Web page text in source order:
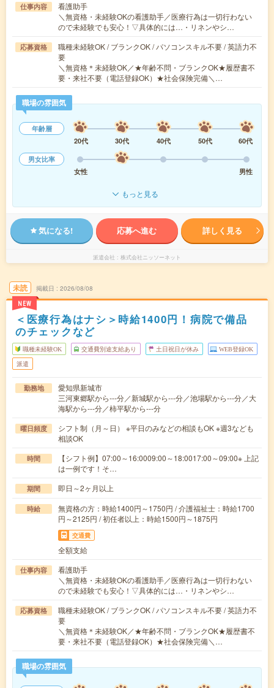
仕事内容
看護助手
＼無資格・未経験OKの看護助手／医療行為は一切行わない
ので未経験でも安心！▽具体的には…・リネンやシ…
応募資格
職種未経験OK / ブランクOK / パソコンスキル不要 / 英語力不
要
＼無資格＊未経験OK／★年齢不問・ブランクOK★履歴書不
要・来社不要（電話登録OK）★社会保険完備＼…
職場の雰囲気
年齢層
20代
30代 40代 50代
60代
男女比率
女性
男性
もっと見る
気になる! 応募へ進む 詳しく見る
派遣会社 株式会社ニッソーネット
未読
NEW
掲載日 2026/08/08
＜医療行為はナシ＞時給1400円！病院で備品
のチェックなど
職種未経験OK 交通費別途支給あり 土日祝日が休み WEB登録OK
派遣
勤務地
愛知県新城市
三河東郷駅から---分／新城駅から---分／池場駅から---分／大
海駅から---分／柿平駅から---分
曜日頻度
シフト制（月～日） ※平日のみなどの相談もOK ※週3なども
相談OK
時間
【シフト例】07:00～16:0009:00～18:0017:00～09:00※ 上記
は一例です！そ…
期間 即日～2ヶ月以上
時給
無資格の方：時給1400円～1750円 / 介護福祉士：時給1700
円～2125円 / 初任者以上：時給1500円～1875円
交通費
全額支給
仕事内容
看護助手
＼無資格・未経験OKの看護助手／医療行為は一切行わない
ので未経験でも安心！▽具体的には…・リネンやシ…
応募資格
職種未経験OK / ブランクOK / パソコンスキル不要 / 英語力不
要
＼無資格＊未経験OK／★年齢不問・ブランクOK★履歴書不
要・来社不要（電話登録OK）★社会保険完備＼…
職場の雰囲気